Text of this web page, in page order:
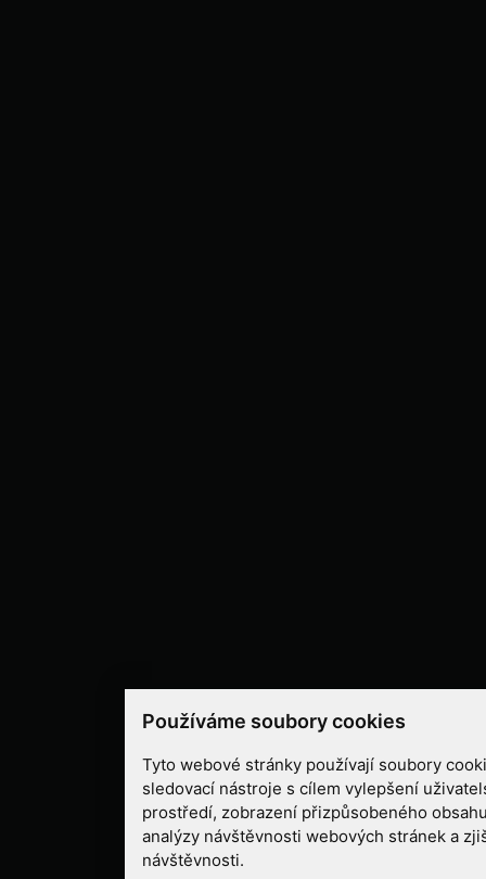
Používáme soubory cookies
Tyto webové stránky používají soubory
sledovací nástroje s cílem vylepšení
prostředí, zobrazení přizpůsobeného
analýzy návštěvnosti webových stránek a
návštěvnosti.